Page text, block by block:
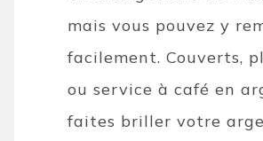
mais vous pouvez y
facilement. Couverts,
ou service à café en
faites briller votre